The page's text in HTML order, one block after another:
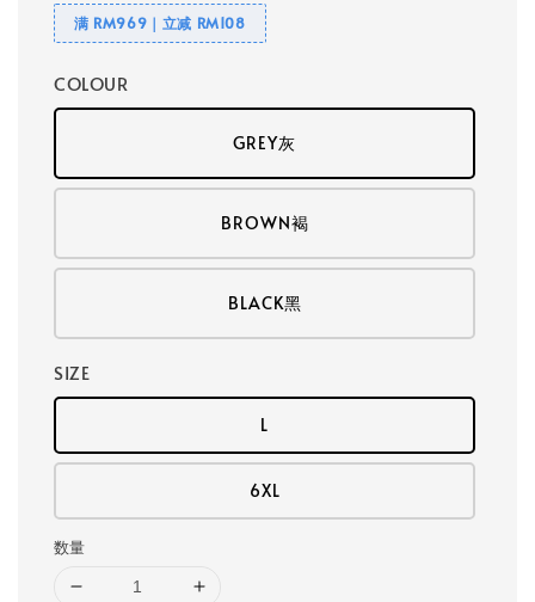
满 RM969｜立减 RM108
COLOUR
GREY灰
BROWN褐
BLACK黑
SIZE
L
6XL
数量